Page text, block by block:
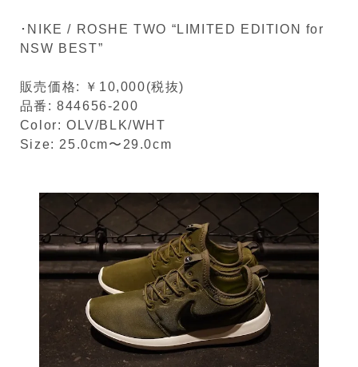
･NIKE / ROSHE TWO “LIMITED EDITION for
NSW BEST”
販売価格: ￥10,000(税抜)
品番: 844656-200
Color: OLV/BLK/WHT
Size: 25.0cm〜29.0cm